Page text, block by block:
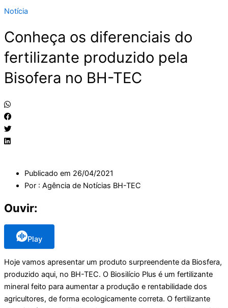
Notícia
Conheça os diferenciais do
fertilizante produzido pela
Bisofera no BH-TEC
Publicado em 26/04/2021
Por : Agência de Notícias BH-TEC
Ouvir:
Play
Hoje vamos apresentar um produto surpreendente da Biosfera,
produzido aqui, no BH-TEC. O Biosilício Plus é um fertilizante
mineral feito para aumentar a produção e rentabilidade dos
agricultores, de forma ecologicamente correta. O fertilizante